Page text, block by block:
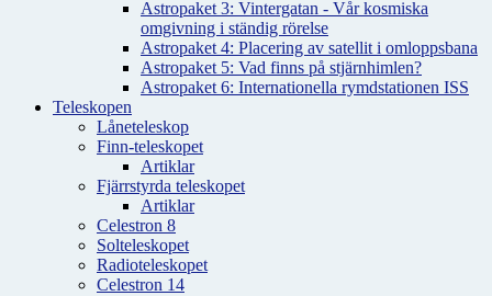
Astropaket 3: Vintergatan - Vår kosmiska
omgivning i ständig rörelse
Astropaket 4: Placering av satellit i omloppsbana
Astropaket 5: Vad finns på stjärnhimlen?
Astropaket 6: Internationella rymdstationen ISS
Teleskopen
Låneteleskop
Finn-teleskopet
Artiklar
Fjärrstyrda teleskopet
Artiklar
Celestron 8
Solteleskopet
Radioteleskopet
Celestron 14